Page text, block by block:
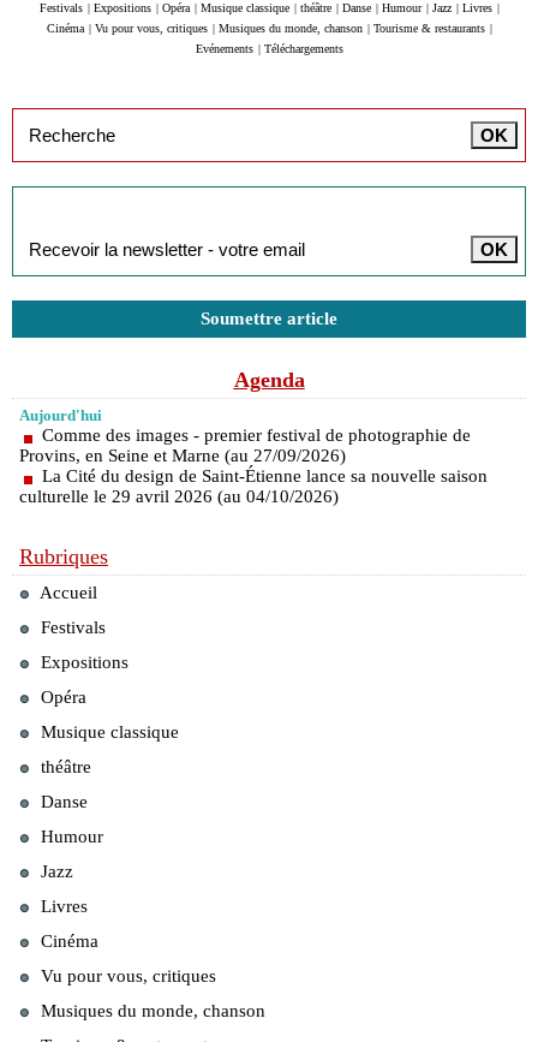
Festivals Expositions Opéra Musique classique théâtre Danse Humour Jazz Livres
Cinéma
Vu pour vous, critiques Musiques du monde, chanson Tourisme & restaurants
Evénements
Téléchargements
Soumettre article
Agenda
Aujourd'hui
Comme des images - premier festival de photographie de
Provins, en Seine et Marne (au 27/09/2026)
La Cité du design de Saint-Étienne lance sa nouvelle saison
culturelle le 29 avril 2026 (au 04/10/2026)
Rubriques
Accueil
Festivals
Expositions
Opéra
Musique classique
théâtre
Danse
Humour
Jazz
Livres
Cinéma
Vu pour vous, critiques
Musiques du monde, chanson